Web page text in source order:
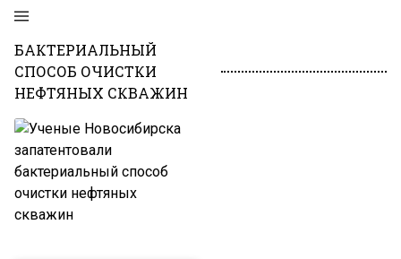
БАКТЕРИАЛЬНЫЙ
СПОСОБ ОЧИСТКИ
НЕФТЯНЫХ СКВАЖИН